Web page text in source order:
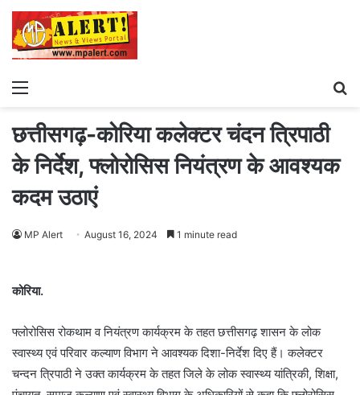
Menu
छत्तीसगढ़-कोरिया कलेक्टर चंदन त्रिपाठी
के निर्देश, फ्लोरोसिस नियंत्रण के आवश्यक
कदम उठाएं
MP Alert August 16, 2024 1 minute read
कोरिया.
फ्लोरोसिस रोकथाम व नियंत्रण कार्यक्रम के तहत छत्तीसगढ़ शासन के लोक
स्वास्थ्य एवं परिवार कल्याण विभाग ने आवश्यक दिशा-निर्देश दिए हैं। कलेक्टर
चन्दन त्रिपाठी ने उक्त कार्यक्रम के तहत जिले के लोक स्वास्थ्य यांत्रिकी, शिक्षा,